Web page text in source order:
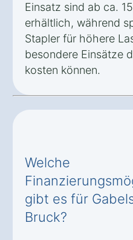
Einsatz sind ab ca.
erhältlich, während
Stapler für höhere
besondere Einsätze
kosten können.
Welche
gibt es für
Bruck?